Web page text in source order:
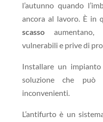
l’autunno quando
ancora al lavoro. È in
scasso
vulnerabili e prive di
Installare un
soluzione che può
inconvenienti.
L’antifurto è un